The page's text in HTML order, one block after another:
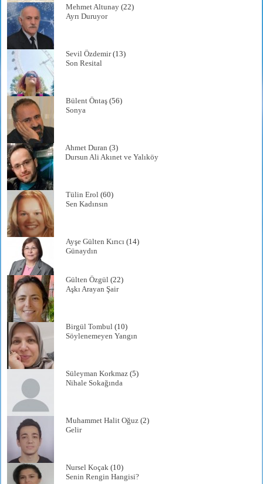
Mehmet Altunay (22)
Ayrı Duruyor
Sevil Özdemir(13)
Son Resital
Bülent Öntaş (56)
Sonya
Ahmet Duran (3)
Dursun Ali Akınet ve Yalıköy
Tülin Erol (60)
Sen Kadınsın
Ayşe Gülten Kırıcı (14)
Günaydın
Gülten Özgül (22)
Aşkı Arayan Şair
Birgül Tombul (10)
Söylenemeyen Yangın
Süleyman Korkmaz (5)
Nihale Sokağında
Muhammet Halit Oğuz (2)
Gelir
Nursel Koçak (10)
Senin Rengin Hangisi?